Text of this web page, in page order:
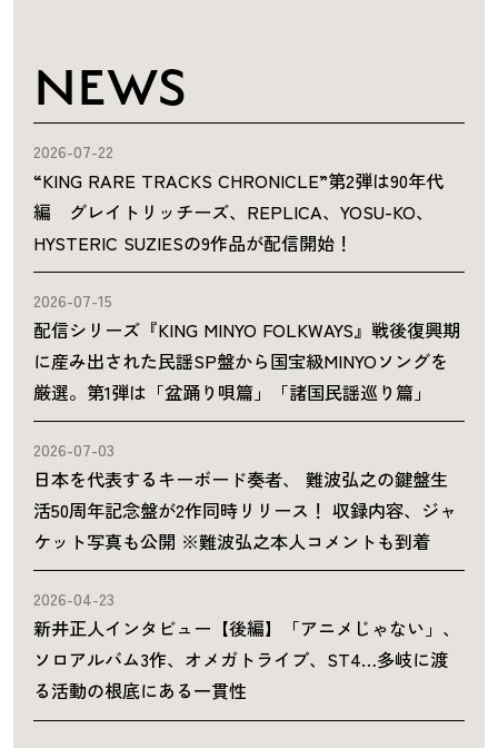
NEWS
2026-07-22
“KING RARE TRACKS CHRONICLE”第2弾は90年代
編 グレイトリッチーズ、REPLICA、YOSU-KO、
HYSTERIC SUZIESの9作品が配信開始！
2026-07-15
配信シリーズ『KING MINYO FOLKWAYS』戦後復興期
に産み出された民謡SP盤から国宝級MINYOソングを
厳選。第1弾は「盆踊り唄篇」「諸国民謡巡り篇」
2026-07-03
日本を代表するキーボード奏者、 難波弘之の鍵盤生
活50周年記念盤が2作同時リリース！ 収録内容、ジャ
ケット写真も公開 ※難波弘之本人コメントも到着
2026-04-23
新井正人インタビュー【後編】「アニメじゃない」、
ソロアルバム3作、オメガトライブ、ST4…多岐に渡
る活動の根底にある一貫性